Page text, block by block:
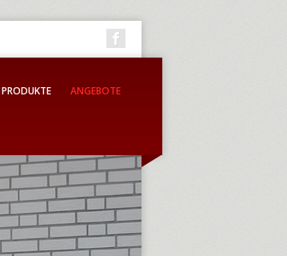
PRODUKTE ANGEBOTE